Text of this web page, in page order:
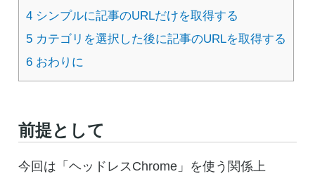
4 シンプルに記事のURLだけを取得する
5 カテゴリを選択した後に記事のURLを取得する
6 おわりに
前提として
今回は「ヘッドレスChrome」を使う関係上